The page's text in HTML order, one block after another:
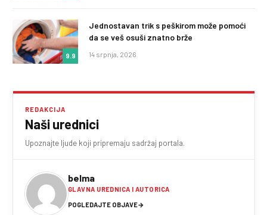
9.9
Jednostavan trik s peškirom može pomoći
da se veš osuši znatno brže
14 srpnja, 2026
REDAKCIJA
Naši urednici
Upoznajte ljude koji pripremaju sadržaj portala.
belma
GLAVNA UREDNICA I AUTORICA
POGLEDAJTE OBJAVE→